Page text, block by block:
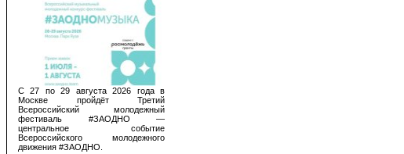
С 27 по 29 августа 2026 года в
Москве пройдёт Третий
Всероссийский молодежный
фестиваль #ЗАОДНО —
центральное событие
Всероссийского молодежного
движения #ЗАОДНО.